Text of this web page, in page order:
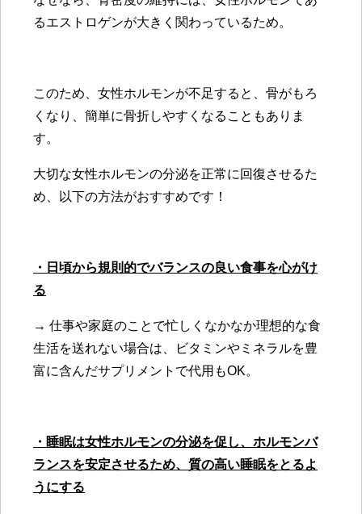
るエストロゲンが大きく関わっているため。
このため、女性ホルモンが不足すると、骨がもろ
くなり、簡単に骨折しやすくなることもありま
す。
大切な女性ホルモンの分泌を正常に回復させるた
め、以下の方法がおすすめです！
・日頃から規則的でバランスの良い食事を心がけ
る
→ 仕事や家庭のことで忙しくなかなか理想的な食
生活を送れない場合は、ビタミンやミネラルを豊
富に含んだサプリメントで代用もOK。
・睡眠は女性ホルモンの分泌を促し、ホルモンバ
ランスを安定させるため、質の高い睡眠をとるよ
うにする